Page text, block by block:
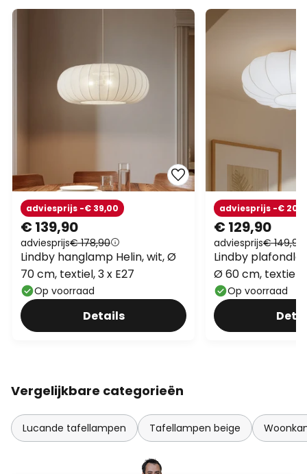
€ 139,90
adviesprijs€ 178,90
adviesprijs -€ 39,00
Lindby hanglamp Helin, wit, Ø
70 cm, textiel, 3 x E27
Op voorraad
Details
€ 129,90
adviesprijs€ 149,90
adviesprijs -€
Lindby
Ø 60 cm, textiel,
Op voorraad
Vergelijkbare categorieën
Lucande tafellampen Tafellampen beige